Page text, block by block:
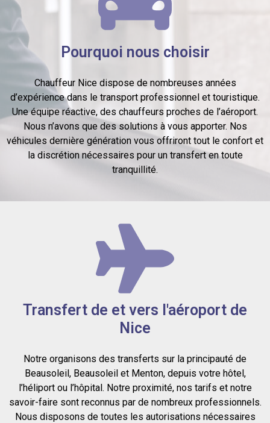
Pourquoi nous choisir
Chauffeur Nice dispose de nombreuses années
d’expérience dans le transport professionnel et touristique.
Une équipe réactive, des chauffeurs proches de l’aéroport.
Nous n’avons que des solutions à vous apporter. Nos
véhicules dernière génération vous offriront tout le confort et
la discrétion nécessaires pour un transfert en toute
tranquillité.
Transfert de et vers l'aéroport de
Nice
Notre organisons des transferts sur la principauté de
Beausoleil, Beausoleil et Menton, depuis votre hôtel,
l’héliport ou l’hôpital. Notre proximité, nos tarifs et notre
savoir-faire sont reconnus par de nombreux professionnels.
Nous disposons de toutes les autorisations nécessaires